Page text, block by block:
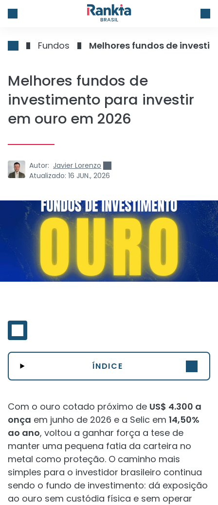
BRASIL
Fundos Melhores fundos de
Melhores fundos de
investimento para investir
em ouro em 2026
Autor: Javier Lorenzo
Atualizado: 16 JUN., 2026
ÍNDICE
Com o ouro cotado próximo de US$ 4.300 a
onça em junho de 2026 e a Selic em 14,50%
ao ano, voltou a ganhar força a tese de
manter uma pequena fatia da carteira no
metal como proteção. O caminho mais
simples para o investidor brasileiro continua
sendo o fundo de investimento: dá exposição
ao ouro sem custódia física e sem operar